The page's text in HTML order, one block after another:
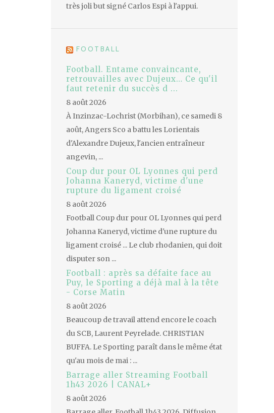
très joli but signé Carlos Espi à l'appui.
FOOTBALL
Football. Entame convaincante,
retrouvailles avec Dujeux… Ce qu'il
faut retenir du succès d ...
8 août 2026
À Inzinzac-Lochrist (Morbihan), ce samedi 8
août, Angers Sco a battu les Lorientais
d'Alexandre Dujeux, l'ancien entraîneur
angevin, ...
Coup dur pour OL Lyonnes qui perd
Johanna Kaneryd, victime d'une
rupture du ligament croisé
8 août 2026
Football Coup dur pour OL Lyonnes qui perd
Johanna Kaneryd, victime d'une rupture du
ligament croisé ... Le club rhodanien, qui doit
disputer son ...
Football : après sa défaite face au
Puy, le Sporting a déjà mal à la tête
- Corse Matin
8 août 2026
Beaucoup de travail attend encore le coach
du SCB, Laurent Peyrelade. CHRISTIAN
BUFFA. Le Sporting paraît dans le même état
qu'au mois de mai : ...
Barrage aller Streaming Football
1h43 2026 | CANAL+
8 août 2026